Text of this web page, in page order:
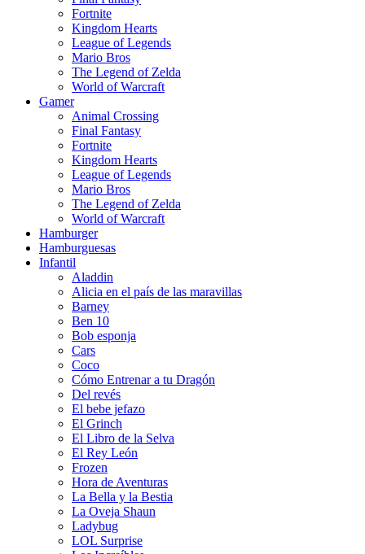
Fortnite
Kingdom Hearts
League of Legends
Mario Bros
The Legend of Zelda
World of Warcraft
Gamer
Animal Crossing
Final Fantasy
Fortnite
Kingdom Hearts
League of Legends
Mario Bros
The Legend of Zelda
World of Warcraft
Hamburger
Hamburguesas
Infantil
Aladdin
Alicia en el país de las maravillas
Barney
Ben 10
Bob esponja
Cars
Coco
Cómo Entrenar a tu Dragón
Del revés
El bebe jefazo
El Grinch
El Libro de la Selva
El Rey León
Frozen
Hora de Aventuras
La Bella y la Bestia
La Oveja Shaun
Ladybug
LOL Surprise